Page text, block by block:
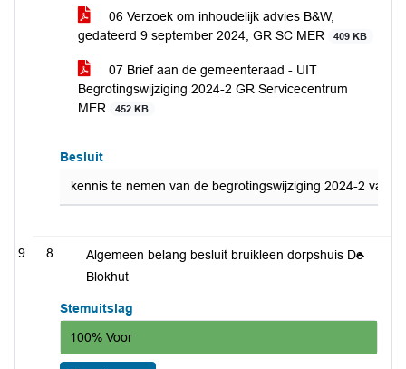
06 Verzoek om inhoudelijk advies B&W,
gedateerd 9 september 2024, GR SC MER
409 KB
07 Brief aan de gemeenteraad - UIT
Begrotingswijziging 2024-2 GR Servicecentrum
MER
452 KB
Besluit
kennis te nemen van de begrotingswijziging 2024-2 van
8
Algemeen belang besluit bruikleen dorpshuis De
Blokhut
Stemuitslag
100% Voor